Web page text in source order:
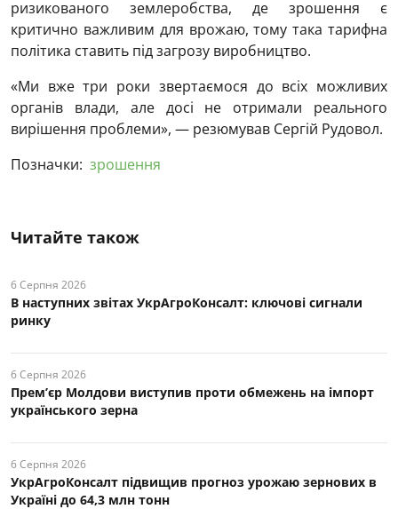
ризикованого землеробства, де зрошення є
критично важливим для врожаю, тому така тарифна
політика ставить під загрозу виробництво.
«Ми вже три роки звертаємося до всіх можливих
органів влади, але досі не отримали реального
вирішення проблеми», — резюмував Сергій Рудовол.
Позначки: зрошення
Читайте також
6 Серпня 2026
В наступних звітах УкрАгроКонсалт: ключові cигнали
ринку
6 Серпня 2026
Прем’єр Молдови виступив проти обмежень на імпорт
українського зерна
6 Серпня 2026
УкрАгроКонсалт підвищив прогноз урожаю зернових в
Україні до 64,3 млн тонн